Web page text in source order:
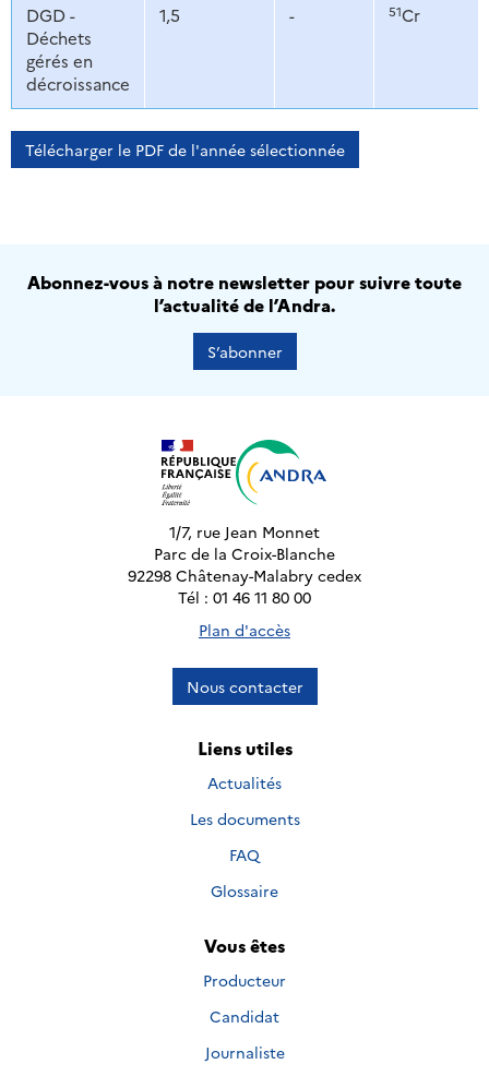
DGD -
Déchets
gérés en
décroissance
1,5 - 51Cr
Télécharger le PDF de l'année sélectionnée
Abonnez-vous à notre newsletter pour suivre toute
l’actualité de l’Andra.
S’abonner
1/7, rue Jean Monnet
Parc de la Croix-Blanche
92298 Châtenay-Malabry cedex
Tél : 01 46 11 80 00
Plan d'accès
Nous contacter
Liens utiles
Actualités
Les documents
FAQ
Glossaire
Vous êtes
Producteur
Candidat
Journaliste